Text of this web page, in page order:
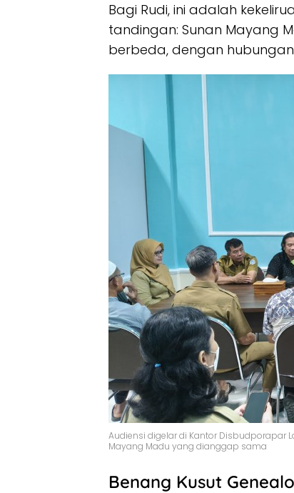
Bagi Rudi, ini adalah
tandingan: Sunan Mayang
berbeda, dengan
Audiensi digelar di Kantor Disbudporapar
Mayang Madu yang dianggap sama
Benang Kusut